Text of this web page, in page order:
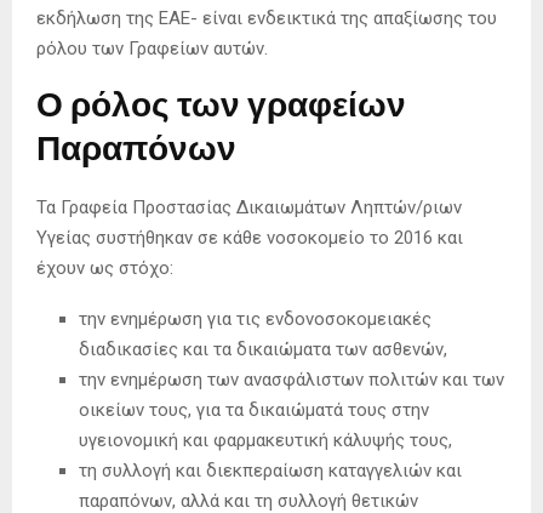
εκδήλωση της ΕΑΕ- είναι ενδεικτικά της απαξίωσης του
ρόλου των Γραφείων αυτών.
Ο ρόλος των γραφείων
Παραπόνων
Τα Γραφεία Προστασίας Δικαιωμάτων Ληπτών/ριων
Υγείας συστήθηκαν σε κάθε νοσοκομείο το 2016 και
έχουν ως στόχο:
την ενημέρωση για τις ενδονοσοκομειακές
διαδικασίες και τα δικαιώματα των ασθενών,
την ενημέρωση των ανασφάλιστων πολιτών και των
οικείων τους, για τα δικαιώματά τους στην
υγειονομική και φαρμακευτική κάλυψής τους,
τη συλλογή και διεκπεραίωση καταγγελιών και
παραπόνων, αλλά και τη συλλογή θετικών